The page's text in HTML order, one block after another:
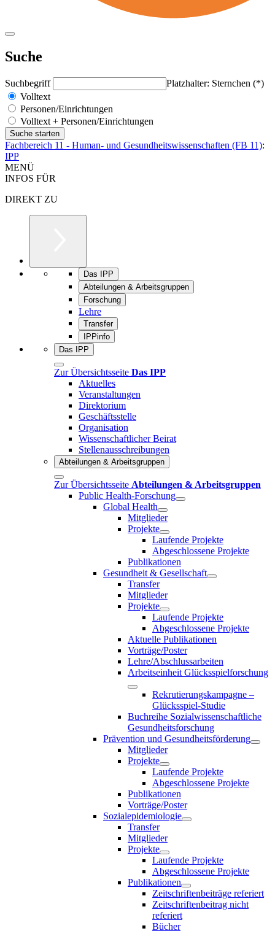
Suche
Suchbegriff
Platzhalter: Sternchen (*)
Volltext
Personen/Einrichtungen
Volltext + Personen/Einrichtungen
Fachbereich 11 - Human- und Gesundheitswissenschaften (FB 11):
IPP
MENÜ
INFOS FÜR
DIREKT ZU
Das IPP
Abteilungen & Arbeitsgruppen
Forschung
Lehre
Transfer
IPPinfo
Das IPP
Zur Übersichtsseite Das IPP
Aktuelles
Veranstaltungen
Direktorium
Geschäftsstelle
Organisation
Wissenschaftlicher Beirat
Stellenausschreibungen
Abteilungen & Arbeitsgruppen
Zur Übersichtsseite Abteilungen & Arbeitsgruppen
Public Health-Forschung
Global Health
Mitglieder
Projekte
Laufende Projekte
Abgeschlossene Projekte
Publikationen
Gesundheit & Gesellschaft
Transfer
Mitglieder
Projekte
Laufende Projekte
Abgeschlossene Projekte
Aktuelle Publikationen
Vorträge/Poster
Lehre/Abschlussarbeiten
Arbeitseinheit Glücksspielforschung
Rekrutierungskampagne –
Glücksspiel-Studie
Buchreihe Sozialwissenschaftliche
Gesundheitsforschung
Prävention und Gesundheitsförderung
Mitglieder
Projekte
Laufende Projekte
Abgeschlossene Projekte
Publikationen
Vorträge/Poster
Sozialepidemiologie
Transfer
Mitglieder
Projekte
Laufende Projekte
Abgeschlossene Projekte
Publikationen
Zeitschriftenbeiträge referiert
Zeitschriftenbeitrag nicht
referiert
Bücher